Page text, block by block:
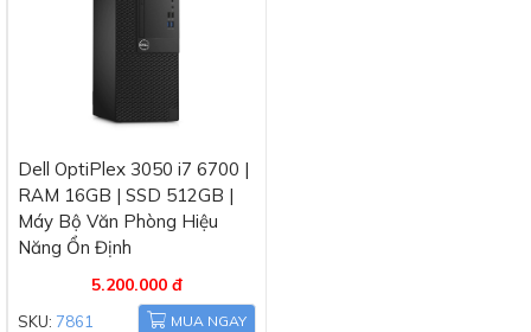
Dell OptiPlex 3050 i7 6700 |
RAM 16GB | SSD 512GB |
Máy Bộ Văn Phòng Hiệu
Năng Ổn Định
5.200.000 đ
SKU: 7861 MUA NGAY